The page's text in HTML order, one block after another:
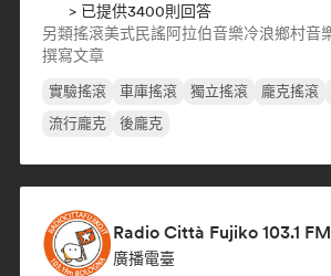
> 已提供3400則回答
另類搖滾美式民謠阿拉伯音樂冷浪鄉村音
撰寫文章
實驗搖滾 車庫搖滾 獨立搖滾 龐克搖滾
流行龐克
後龐克
Radio Città Fujiko 103.1 FM
廣播電臺